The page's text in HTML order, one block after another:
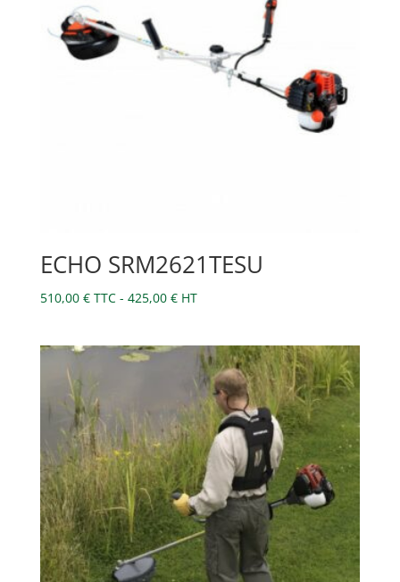
ECHO SRM2621TESU
510,00 € TTC - 425,00 €HT